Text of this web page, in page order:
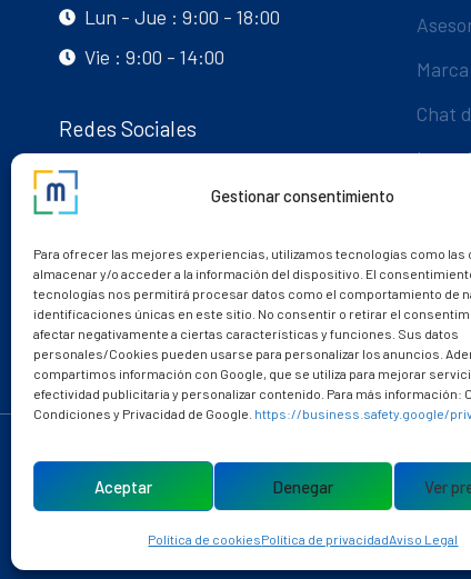
Gestionar consentimiento
Para ofrecer las mejores experiencias, utilizamos tecnologías como las
almacenar y/o acceder a la información del dispositivo. El
tecnologías nos permitirá procesar datos como el comportamiento de
identificaciones únicas en este sitio. No consentir o retirar el
afectar negativamente a ciertas características y funciones. Sus datos
personales/Cookies pueden usarse para personalizar los anuncios.
compartimos información con Google, que se utiliza para mejorar
efectividad publicitaria y personalizar contenido. Para más información:
Condiciones y Privacidad de Google. https://business.safety.google/
Aceptar Denegar Ver
Política de cookiesPolítica de privacidadAviso Legal
Lun - Jue : 9:00 - 18:00
Vie : 9:00 - 14:00
Redes Sociales
Chat
La